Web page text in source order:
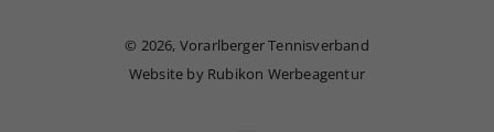
© 2026, Vorarlberger Tennisverband
Website by Rubikon Werbeagentur